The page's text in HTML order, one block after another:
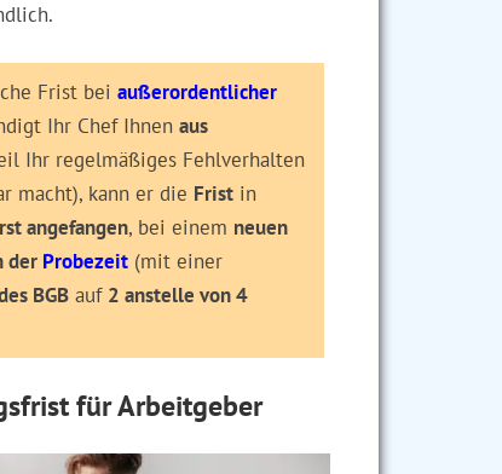
Frist bei außerordentlicher
Ihr Chef Ihnen aus
Ihr regelmäßiges Fehlverhalten
macht), kann er die Frist in
angefangen, bei einem neuen
der Probezeit (mit einer
BGB auf 2 anstelle von 4
für Arbeitgeber